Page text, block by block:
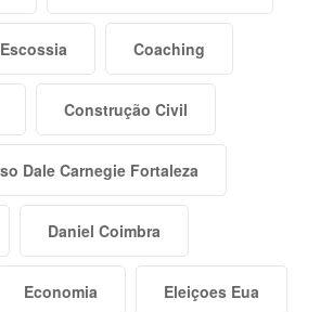
Coaching
Construção Civil
Dale Carnegie Fortaleza
Daniel Coimbra
Economia Eleiçoes Eua